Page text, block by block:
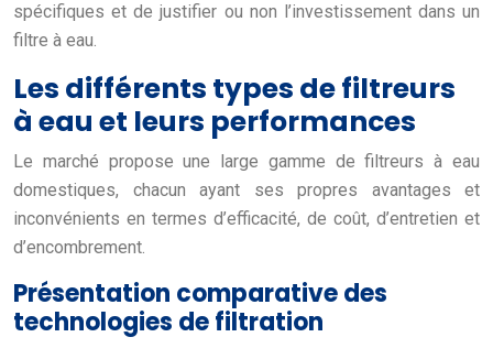
spécifiques et de justifier ou non l’investissement dans un
filtre à eau.
Les différents types de filtreurs
à eau et leurs performances
Le marché propose une large gamme de filtreurs à eau
domestiques, chacun ayant ses propres avantages et
inconvénients en termes d’efficacité, de coût, d’entretien et
d’encombrement.
Présentation comparative des
technologies de filtration